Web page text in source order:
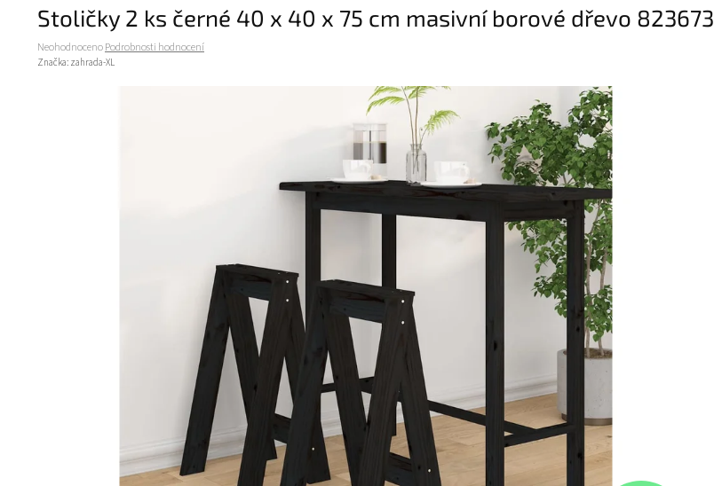
Stoličky 2 ks černé 40 x 40 x 75 cm masivní borové dřevo 823673
Průměrné hodnocení produktu je 0,0 z 5 hvězdiček.
NeohodnocenoPodrobnosti hodnocení
Značka: zahrada-XL